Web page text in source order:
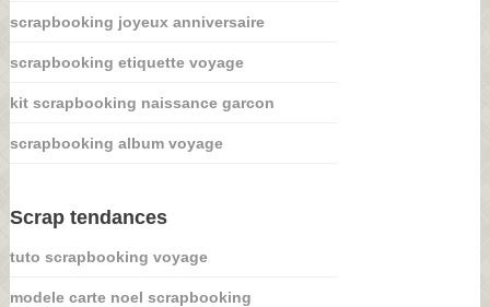
scrapbooking joyeux anniversaire
scrapbooking etiquette voyage
kit scrapbooking naissance garcon
scrapbooking album voyage
Scrap tendances
tuto scrapbooking voyage
modele carte noel scrapbooking